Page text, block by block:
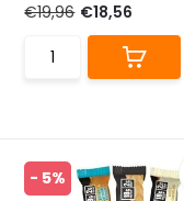
€19,96 €18,56
- 5%